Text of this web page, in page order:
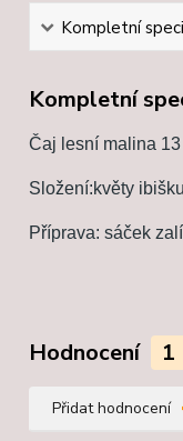
Kompletní
Kompletní
Čaj lesní malina 13
Složení:květy
Příprava: sáček
Hodnocení 1
Přidat hodnocení